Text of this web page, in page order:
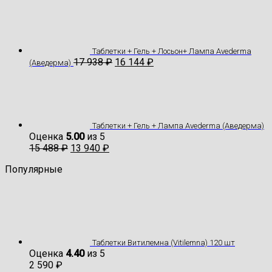
Таблетки + Гель + Лосьон+ Лампа Avederma
(Аведерма) 17 938₽ 16 144 ₽
Таблетки + Гель + Лампа Avederma (Аведерма)
Оценка 5.00из 5
15 488₽ 13 940 ₽
Популярные
Таблетки Витилемна (Vitilemna) 120 шт
Оценка 4.40из 5
2 590 ₽